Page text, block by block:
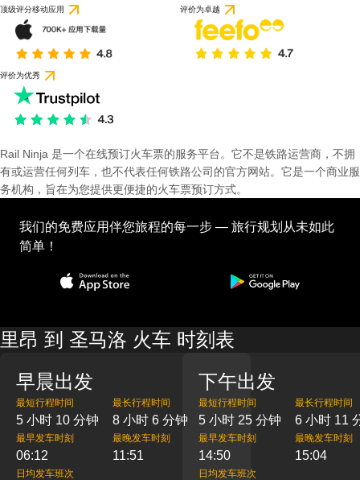
顶级评分移动应用 评价为卓越
评价为优秀
Rail Ninja 是一个在线预订火车票的服务平台。它不是铁路运营商，不拥
有或运营任何列车，也不代表任何铁路公司的官方网站。它是一个商业服
务机构，旨在为您提供更便捷的火车票预订方式。
我们的免费应用伴您旅程的每一步 — 旅行规划从未如此
简单！
里昂 到 圣马洛 火车 时刻表
早晨出发
最短行程时间
5 小时 10 分钟
最长行程时间
8 小时 6 分钟
最早发车时刻
06:12
最晚发车时刻
11:51
日均发车班次
下午出发
最短行程时间
5 小时 25 分钟
最长行程时间
6 小时 11
最早发车时刻
14:50
最晚发车时刻
15:04
日均发车班次